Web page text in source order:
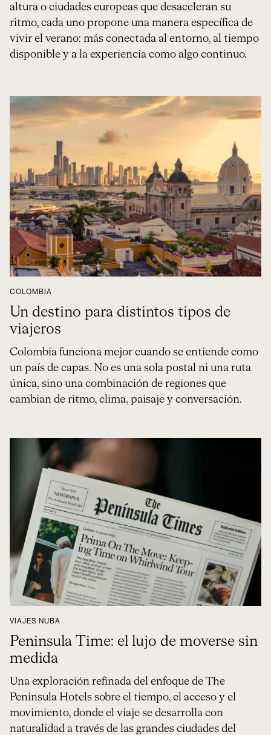
altura o ciudades europeas que desaceleran su
ritmo, cada uno propone una manera específica de
vivir el verano: más conectada al entorno, al tiempo
disponible y a la experiencia como algo continuo.
COLOMBIA
Un destino para distintos tipos de
viajeros
Colombia funciona mejor cuando se entiende como
un país de capas. No es una sola postal ni una ruta
única, sino una combinación de regiones que
cambian de ritmo, clima, paisaje y conversación.
VIAJES NUBA
Peninsula Time: el lujo de moverse sin
medida
Una exploración refinada del enfoque de The
Peninsula Hotels sobre el tiempo, el acceso y el
movimiento, donde el viaje se desarrolla con
naturalidad a través de las grandes ciudades del